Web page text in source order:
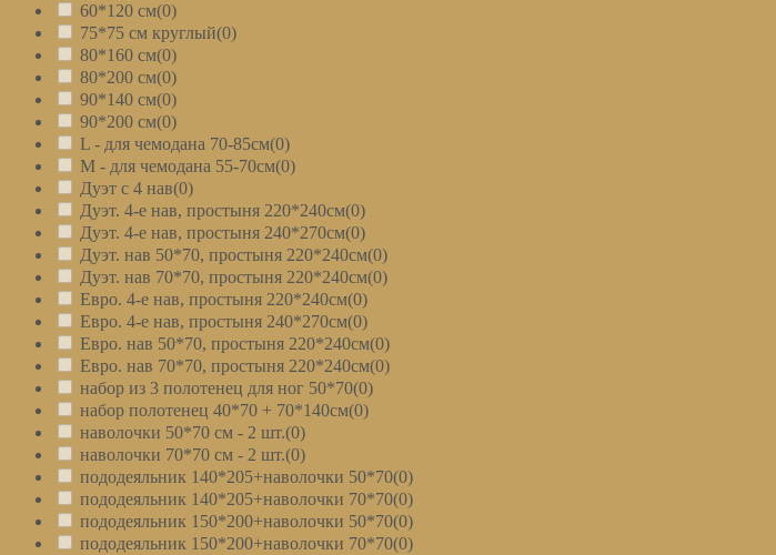
60*120 см(0)
75*75 см круглый(0)
80*160 см(0)
80*200 см(0)
90*140 см(0)
90*200 см(0)
L - для чемодана 70-85см(0)
M - для чемодана 55-70см(0)
Дуэт с 4 нав(0)
Дуэт. 4-е нав, простыня 220*240см(0)
Дуэт. 4-е нав, простыня 240*270см(0)
Дуэт. нав 50*70, простыня 220*240см(0)
Дуэт. нав 70*70, простыня 220*240см(0)
Евро. 4-е нав, простыня 220*240см(0)
Евро. 4-е нав, простыня 240*270см(0)
Евро. нав 50*70, простыня 220*240см(0)
Евро. нав 70*70, простыня 220*240см(0)
набор из 3 полотенец для ног 50*70(0)
набор полотенец 40*70 + 70*140см(0)
наволочки 50*70 см - 2 шт.(0)
наволочки 70*70 см - 2 шт.(0)
пододеяльник 140*205+наволочки 50*70(0)
пододеяльник 140*205+наволочки 70*70(0)
пододеяльник 150*200+наволочки 50*70(0)
пододеяльник 150*200+наволочки 70*70(0)